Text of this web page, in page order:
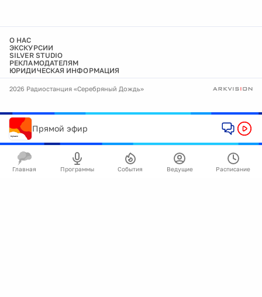
О НАС
ЭКСКУРСИИ
SILVER STUDIO
РЕКЛАМОДАТЕЛЯМ
ЮРИДИЧЕСКАЯ ИНФОРМАЦИЯ
2026 Радиостанция «Серебряный Дождь»
Прямой эфир
Главная Программы События Ведущие Расписание